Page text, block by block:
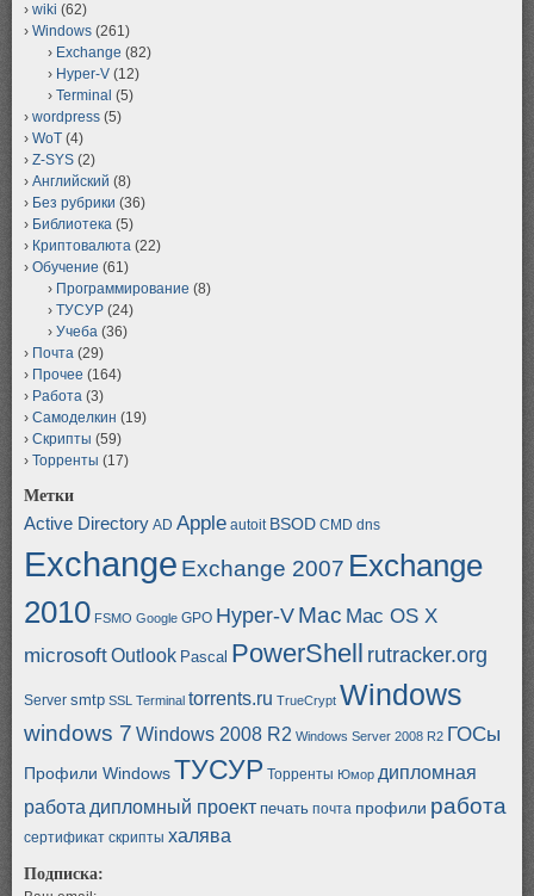
wiki (62)
Windows (261)
Exchange (82)
Hyper-V (12)
Terminal (5)
wordpress (5)
WoT (4)
Z-SYS (2)
Английский (8)
Без рубрики (36)
Библиотека (5)
Криптовалюта (22)
Обучение (61)
Программирование (8)
ТУСУР (24)
Учеба (36)
Почта (29)
Прочее (164)
Работа (3)
Самоделкин (19)
Скрипты (59)
Торренты (17)
Метки
Active Directory AD Apple autoit BSOD CMD dns
Exchange Exchange 2007 Exchange
2010 FSMO Google GPO Hyper-V Mac Mac OS X
microsoftOutlook Pascal PowerShell rutracker.org
Server smtp SSL Terminal torrents.ru TrueCrypt Windows
windows 7 Windows 2008 R2 Windows Server 2008 R2 ГОСы
Профили WindowsТУСУР Торренты Юмор дипломная
работа дипломный проект печать почта профили работа
сертификат скрипты халява
Подписка: